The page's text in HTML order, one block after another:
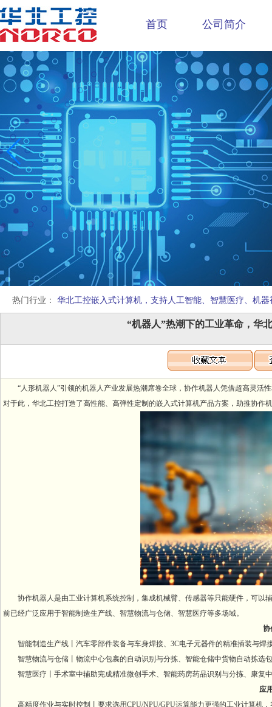
首页 公司简介
热门行业： 华北工控嵌入式计算机，支持人工智能、智慧医疗、机
“机器人”热潮下的工业革命，华
“人形机器人”引领的机器人产业发展热潮席卷全球，协作机器人凭借超高灵活
对于此，华北工控打造了高性能、高弹性定制的嵌入式计算机产品方案，助推协作
协作机器人是由工业计算机系统控制，集成机械臂、传感器等只能硬件，可以
前已经广泛应用于智能制造生产线、智慧物流与仓储、智慧医疗等多场域。
协
智能制造生产线丨汽车零部件装备与车身焊接、3C电子元器件的精准插装与焊
智慧物流与仓储丨物流中心包裹的自动识别与分拣、智能仓储中货物自动拣选
智慧医疗丨手术室中辅助完成精准微创手术、智能药房药品识别与分拣、康复
应
高精度作业与实时控制丨要求选用CPU/NPU/GPU运算能力更强的工业计算机，